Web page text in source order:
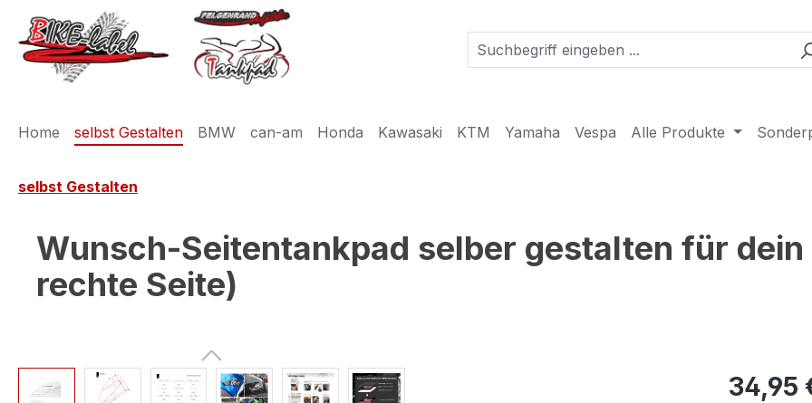
Hauptinhalt springen
Zur Suche springen
Zur Hauptnavigation springen
Home selbst Gestalten BMW can-am Honda Kawasaki KTM Yamaha Vespa Alle Produkte
selbst Gestalten
Wunsch-Seitentankpad selber gestalten für
rechte Seite)
Bildergalerie überspringen 34,95